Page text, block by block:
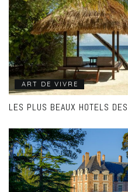
ART DE VIVRE
LES PLUS BEAUX HOTELS